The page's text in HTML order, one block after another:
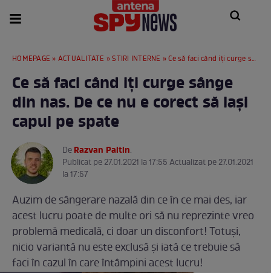
HOMEPAGE » ACTUALITATE »STIRI INTERNE » Ce să faci când iți curge sânge din nas. De ce nu e corect să lași capul pe spate
Ce să faci când iți curge sânge
din nas. De ce nu e corect să lași
capul pe spate
DeRazvan Paltin.
Publicat pe 27.01.2021 la 17:55 Actualizat pe 27.01.2021
la 17:57
Auzim de sângerare nazală din ce în ce mai des, iar
acest lucru poate de multe ori să nu reprezinte vreo
problemă medicală, ci doar un disconfort! Totuși,
nicio variantă nu este exclusă și iată ce trebuie să
faci în cazul în care întâmpini acest lucru!